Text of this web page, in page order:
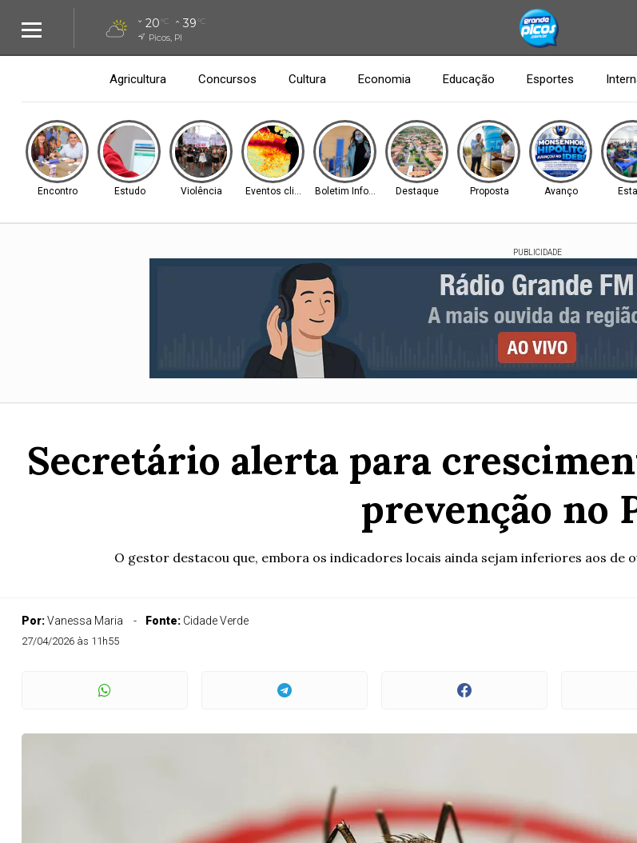
20°C 39°C
Picos, PI
Agricultura Concursos Cultura Economia Educação Esportes
Encontro Estudo Violência Eventos climáticosBoletim InfoGripe Destaque Proposta Avanço
PUBLICIDADE
Secretário alerta para
prevenção no
O gestor destacou que, embora os indicadores locais ainda sejam inferiores aos
Por:Vanessa Maria Fonte: Cidade Verde
27/04/2026 às 11h55